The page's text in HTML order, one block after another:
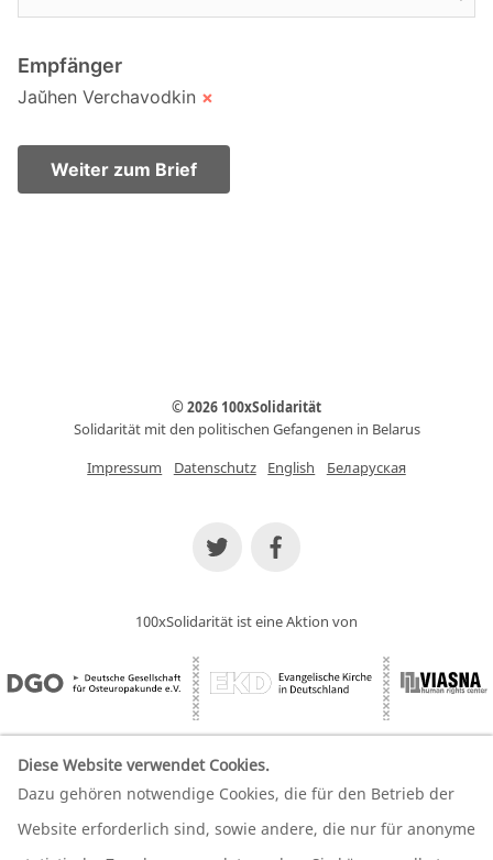
Empfänger
Jaŭhen Verchavodkin ×
Weiter zum Brief
© 2026 100xSolidarität
Solidarität mit den politischen Gefangenen in Belarus
Impressum
Datenschutz English Беларуская
100xSolidarität ist eine Aktion von
Diese Website verwendet Cookies.
Dazu gehören notwendige Cookies, die für den Betrieb der
Website erforderlich sind, sowie andere, die nur für anonyme